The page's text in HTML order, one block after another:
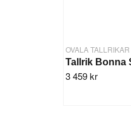
OVALA TALLRIKAR
3 459 kr